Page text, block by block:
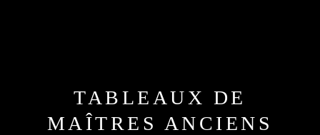
TABLEAUX DE
MAÎTRES ANCIENS